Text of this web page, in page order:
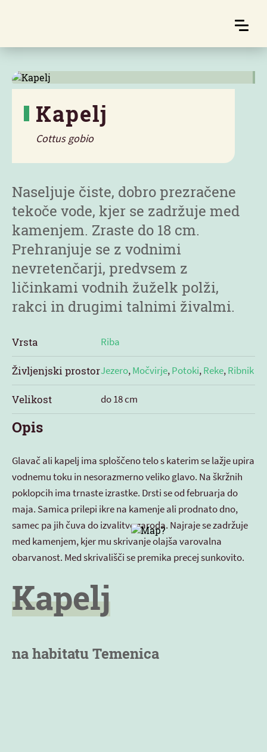
Kapelj
Cottus gobio
Naseljuje čiste, dobro prezračene
tekoče vode, kjer se zadržuje med
kamenjem. Zraste do 18 cm.
Prehranjuje se z vodnimi
nevretenčarji, predvsem z
ličinkami vodnih žuželk polži,
rakci in drugimi talnimi živalmi.
Vrsta Riba
Življenjski prostorJezero,Močvirje,Potoki,Reke,Ribnik
Velikost do 18 cm
Opis
Glavač ali kapelj ima sploščeno telo s katerim se lažje upira
vodnemu toku in nesorazmerno veliko glavo. Na škržnih
poklopcih ima trnaste izrastke. Drsti se od februarja do
maja. Samica prilepi ikre na kamenje ali prodnato dno,
samec pa jih čuva do izvalitve zaroda. Najraje se zadržuje
med kamenjem, kjer mu skrivanje olajša varovalna
obarvanost. Med skrivališči se premika precej sunkovito.
Kapelj
na habitatu Temenica